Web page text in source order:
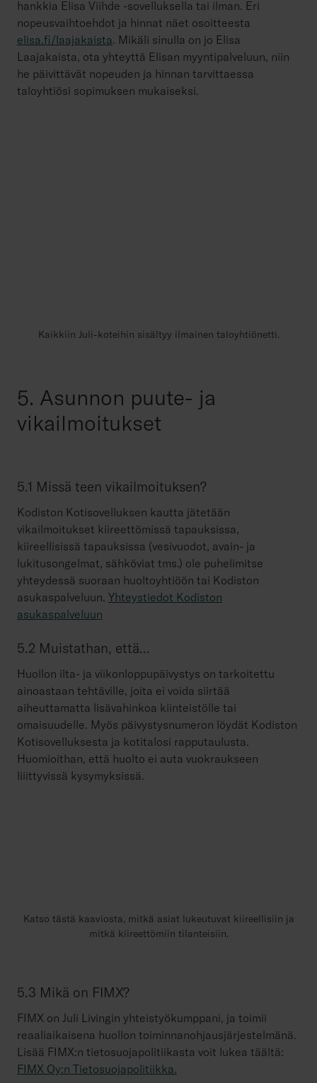
hankkia Elisa Viihde -sovelluksella tai ilman. Eri
nopeusvaihtoehdot ja hinnat näet osoitteesta
elisa.fi/laajakaista. Mikäli sinulla on jo Elisa
Laajakaista, ota yhteyttä Elisan myyntipalveluun, niin
he päivittävät nopeuden ja hinnan tarvittaessa
taloyhtiösi sopimuksen mukaiseksi.
Kaikkiin Juli-koteihin sisältyy ilmainen taloyhtiönetti.
5. Asunnon puute- ja
vikailmoitukset
5.1 Missä teen vikailmoituksen?
Kodiston Kotisovelluksen kautta jätetään
vikailmoitukset kiireettömissä tapauksissa,
kiireellisissä tapauksissa (vesivuodot, avain- ja
lukitusongelmat, sähköviat tms.) ole puhelimitse
yhteydessä suoraan huoltoyhtiöön tai Kodiston
asukaspalveluun. Yhteystiedot Kodiston
asukaspalveluun
5.2 Muistathan, että...
Huollon ilta- ja viikonloppupäivystys on tarkoitettu
ainoastaan tehtäville, joita ei voida siirtää
aiheuttamatta lisävahinkoa kiinteistölle tai
omaisuudelle. Myös päivystysnumeron löydät Kodiston
Kotisovelluksesta ja kotitalosi rapputaulusta.
Huomioithan, että huolto ei auta vuokraukseen
liiittyvissä kysymyksissä.
Katso tästä kaaviosta, mitkä asiat lukeutuvat kiireellisiin ja
mitkä kiireettömiin tilanteisiin.
5.3 Mikä on FIMX?
FIMX on Juli Livingin yhteistyökumppani, ja toimii
reaaliaikaisena huollon toiminnanohjausjärjestelmänä.
Lisää FIMX:n tietosuojapolitiikasta voit lukea täältä:
FIMX Oy:n Tietosuojapolitiikka.